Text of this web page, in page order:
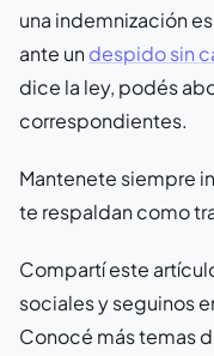
una indemnización
ante undespido sin
dice la ley, podés
correspondientes.
Mantenete siempre
te respaldan como
Compartí este
sociales y seguinos
Conocé más temas